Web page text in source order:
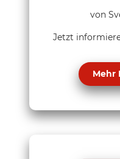
von
Jetzt
Mehr